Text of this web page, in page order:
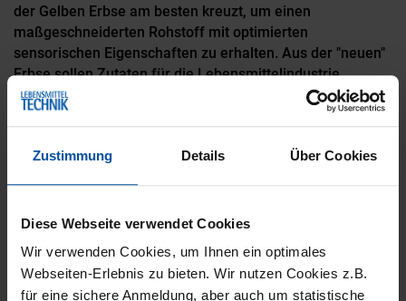
Zustimmung Details Über Cookies
Diese Webseite verwendet Cookies
Wir verwenden Cookies, um Ihnen ein optimales
Webseiten-Erlebnis zu bieten. Wir nutzen Cookies z.B.
für eine sichere Anmeldung, aber auch um statistische
der Gelben Erbse am besten kreuzt, um einen
maßgeschneiderten Rohstoff mit optimierten
sensorischen Eigenschaften zu erhalten. Aus der "neuen"
Erbse sollen Zutaten für die Lebensmittelindustrie
hergestellt werden, die ohne Off-Flavours auskommen
und eine ideale Proteinzusammensetzung für eine
Anwendungsgebiete sind Milch- und Fleischalternativen,
ARTIKELFAKTEN